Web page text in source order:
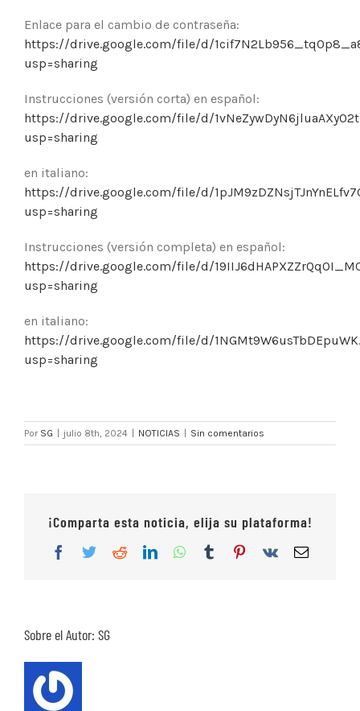
Enlace para el cambio de contraseña:
https://drive.google.com/file/d/
usp=sharing
Instrucciones (versión corta) en español:
https://drive.google.com/file/d/
usp=sharing
en italiano:
https://drive.google.com/file/d/
usp=sharing
Instrucciones (versión completa) en español:
https://drive.google.com/file/d/
usp=sharing
en italiano:
https://drive.google.com/file/d/
usp=sharing
Por SG julio 8th, 2024 NOTICIAS Sin comentarios
¡Comparta esta noticia, elija su plataforma!
Facebook
TwitterRedditLinkedInWhatsApp
TumblrPinterest
Vk
Correo
Sobre el Autor: SG